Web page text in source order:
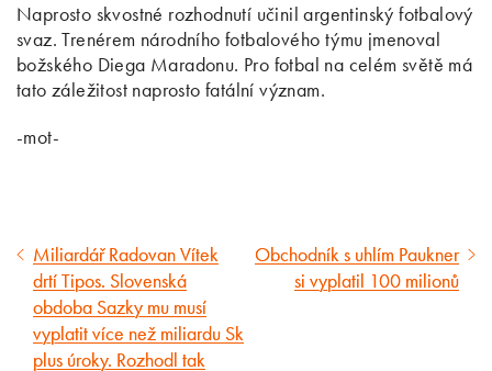
Naprosto skvostné rozhodnutí učinil argentinský fotbalový
svaz. Trenérem národního fotbalového týmu jmenoval
božského Diega Maradonu. Pro fotbal na celém světě má
tato záležitost naprosto fatální význam.
-mot-
Předcházející
článek
Miliardář Radovan Vítek
drtí Tipos. Slovenská
obdoba Sazky mu musí
vyplatit více než miliardu Sk
plus úroky. Rozhodl tak
Následující
článek
Obchodník s uhlím Paukner
si vyplatil 100 milionů